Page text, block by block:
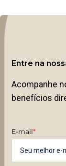
Entre na
Acompanhe
benefícios
E-mail*